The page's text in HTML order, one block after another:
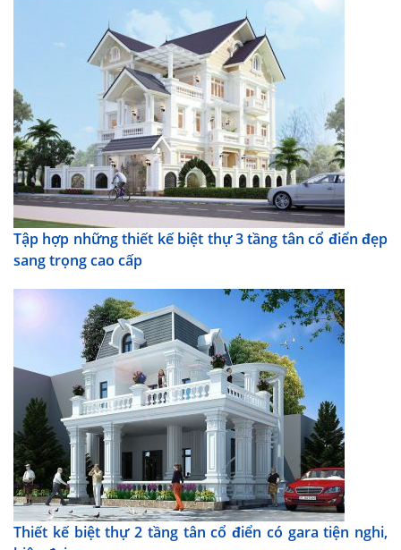
Tập hợp những thiết kế biệt thự 3 tầng tân cổ điển đẹp
sang trọng cao cấp
Thiết kế biệt thự 2 tầng tân cổ điển có gara tiện nghi,